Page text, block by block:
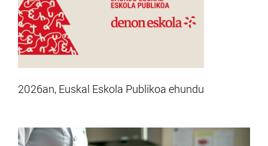
2026an, Euskal Eskola Publikoa ehundu